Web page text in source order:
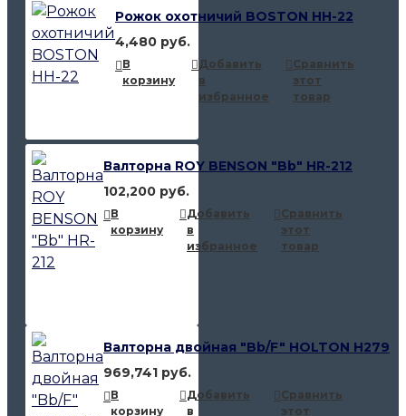
Рожок охотничий BOSTON HH-22
4,480 руб.
В
корзину
Добавить
в
избранное
Сравнить
этот
товар
Валторна ROY BENSON "Bb" HR-212
102,200 руб.
В
корзину
Добавить
в
избранное
Сравнить
этот
товар
Валторна двойная "Bb/F" HOLTON H279
969,741 руб.
В
корзину
Добавить
в
Сравнить
этот